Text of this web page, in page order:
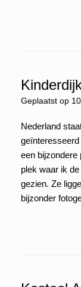
Geplaatst op
Nederland
een bijzondere
plek waar ik
gezien. Ze
bijzonder